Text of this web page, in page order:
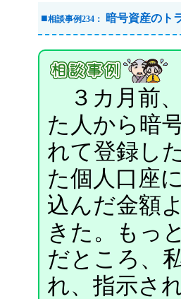
■相談事例234： 暗号資産のト
３カ月前
た人から暗
れて登録し
た個人口座
込んだ金額
きた。もっ
だところ、
れ、指示さ